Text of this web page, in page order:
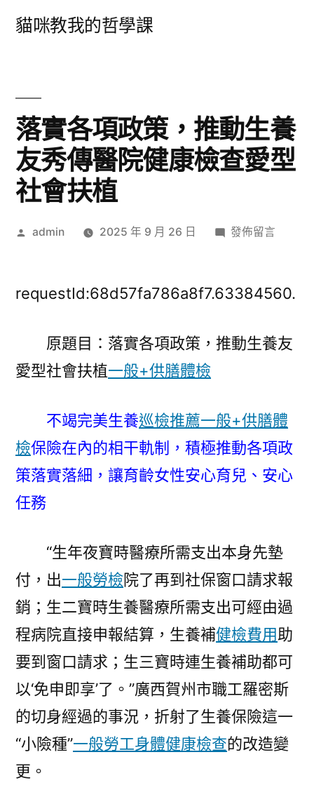
貓咪教我的哲學課
落實各項政策，推動生養
友秀傳醫院健康檢查愛型
社會扶植
作
admin 2025 年 9 月 26 日
在
各
策，
養
友
秀
傳
健
檢
查
愛
型
社
會
植〉
發佈留言
requestId:68d57fa786a8f7.63384560.
原題目：落實各項政策，推動生養友
愛型社會扶植一般+供膳體檢
不竭完美生養巡檢推薦一般+供膳體
檢保險在內的相干軌制，積極推動各項政
策落實落細，讓育齡女性安心育兒、安心
任務
“生年夜寶時醫療所需支出本身先墊
付，出一般勞檢院了再到社保窗口請求報
銷；生二寶時生養醫療所需支出可經由過
程病院直接申報結算，生養補健檢費用助
要到窗口請求；生三寶時連生養補助都可
以‘免申即享’了。”廣西賀州市職工羅密斯
的切身經過的事況，折射了生養保險這一
“小險種”一般勞工身體健康檢查的改造變
更。